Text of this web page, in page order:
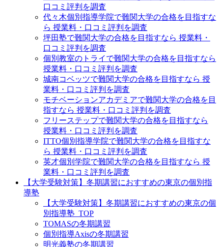
口コミ評判を調査
代々木個別指導学院で難関大学の合格を目指すな
ら 授業料・口コミ評判を調査
坪田塾で難関大学の合格を目指すなら 授業料・
口コミ評判を調査
個別教室のトライで難関大学の合格を目指すなら
授業料・口コミ評判を調査
城南コベッツで難関大学の合格を目指すなら 授
業料・口コミ評判を調査
モチベーションアカデミアで難関大学の合格を目
指すなら 授業料・口コミ評判を調査
フリーステップで難関大学の合格を目指すなら
授業料・口コミ評判を調査
ITTO個別指導学院で難関大学の合格を目指すな
ら 授業料・口コミ評判を調査
英才個別学院で難関大学の合格を目指すなら 授
業料・口コミ評判を調査
【大学受験対策】冬期講習におすすめの東京の個別指
導塾
【大学受験対策】冬期講習におすすめの東京の個
別指導塾_TOP
TOMASの冬期講習
個別指導Axisの冬期講習
明光義塾の冬期講習